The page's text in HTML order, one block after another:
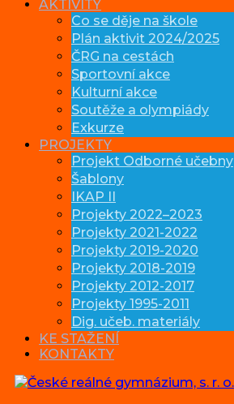
AKTIVITY
Co se děje na škole
Plán aktivit 2024/2025
ČRG na cestách
Sportovní akce
Kulturní akce
Soutěže a olympiády
Exkurze
PROJEKTY
Projekt Odborné učebny
Šablony
IKAP II
Projekty 2022–2023
Projekty 2021-2022
Projekty 2019-2020
Projekty 2018-2019
Projekty 2012-2017
Projekty 1995-2011
Dig. učeb. materiály
KE STAŽENÍ
KONTAKTY